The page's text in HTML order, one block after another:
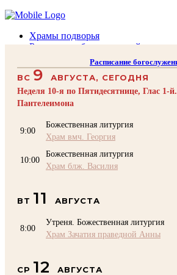
Храмы подворья
Расписание богослужений
Воскресная школа
Преподаватели Воскресной
Катехизация
КОНТАКТЫ
Расписание
ВС 9 АВГУСТА, СЕГОДНЯ
Неделя 10-я по Пятидесятнице, Глас 1-
Пантелеимона
9:00
Божественная литургия
Храм вмч. Георгия
10:00
Божественная литургия
Храм блж. Василия
ВТ 11 АВГУСТА
8:00
Утреня. Божественная литургия
Храм Зачатия праведной Анны
СР 12 АВГУСТА